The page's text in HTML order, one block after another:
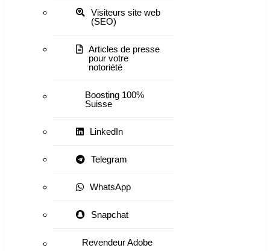
Visiteurs site web
(SEO)
Articles de presse
pour votre
notoriété
Boosting 100%
Suisse
LinkedIn
Telegram
WhatsApp
Snapchat
Revendeur Adobe